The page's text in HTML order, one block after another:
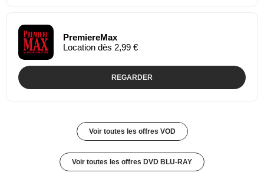
PremiereMax
Location dès 2,99 €
REGARDER
Voir toutes les offres VOD
Voir toutes les offres DVD BLU-RAY